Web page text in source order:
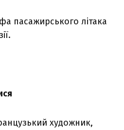
пасажирського літака
художник,